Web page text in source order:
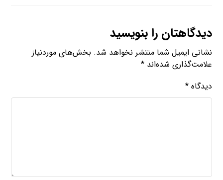
دیدگاهتان را بنویسید
نشانی ایمیل شما منتشر نخواهد شد. بخش‌های موردنیاز
علامت‌گذاری شده‌اند*
دیدگاه*